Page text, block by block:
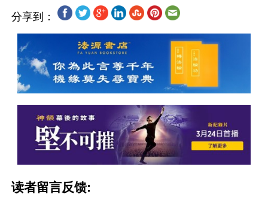
分享到：
读者留言反馈: